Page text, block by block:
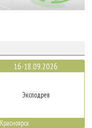
16-18.09.2026
Эксподрев
Красноярск